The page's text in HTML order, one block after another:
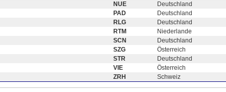
NUE
Deutschland
PAD
Deutschland
RLG
Deutschland
RTM
Niederlande
SCN
Deutschland
SZG
Österreich
STR
Deutschland
VIE
Österreich
ZRH Schweiz